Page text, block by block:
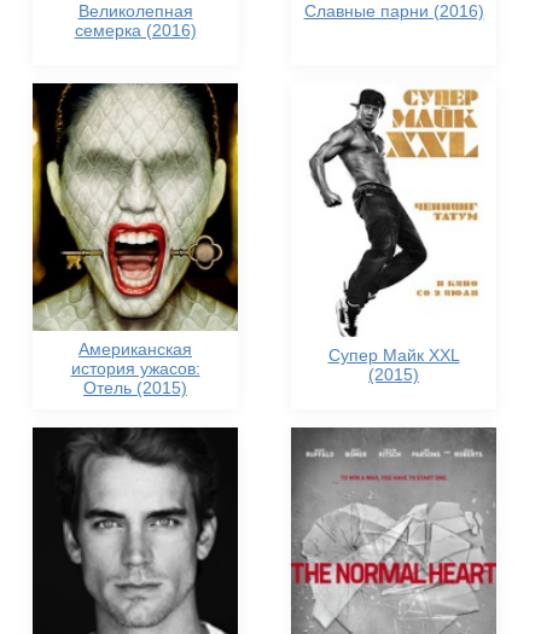
Великолепная
семерка (2016)
Славные парни (2016)
Американская
история ужасов:
Отель (2015)
Супер Майк XXL
(2015)